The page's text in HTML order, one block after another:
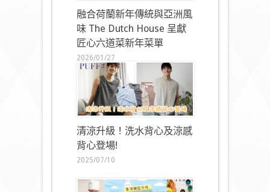
融合荷蘭新年傳統與亞洲風
味 The Dutch House 呈獻
匠心六道菜新年菜單
2026/01/27
清涼升級！洗水背心及涼感
背心登場!
2025/07/10